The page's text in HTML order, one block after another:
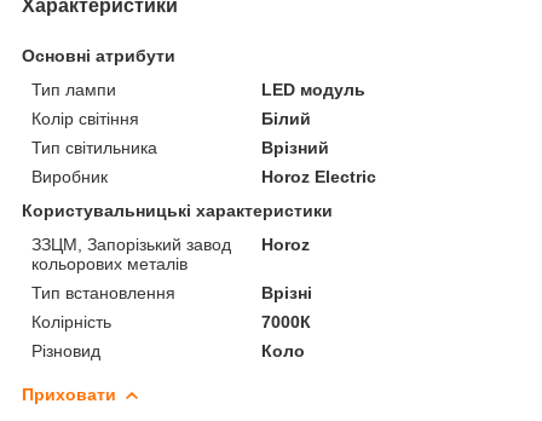
Характеристики
Основні атрибути
Тип лампи
LED модуль
Колір світіння
Білий
Тип світильника
Врізний
Виробник
Horoz Electric
Користувальницькі характеристики
ЗЗЦМ, Запорізький завод
кольорових металів
Horoz
Тип встановлення
Врізні
Колірність
7000К
Різновид
Коло
Приховати